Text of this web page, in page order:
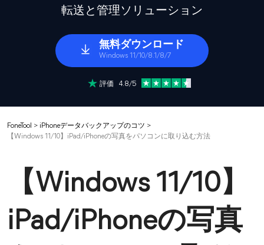
転送と管理ソリューション
無料ダウンロード
Windows 11/10/8.1/8/7
評価 4.8/5
FoneTool > iPhoneデータバックアップのコツ >
【Windows 11/10】iPad/iPhoneの写真をパソコンに取り込む方法
【Windows 11/10】
iPad/iPhoneの写真